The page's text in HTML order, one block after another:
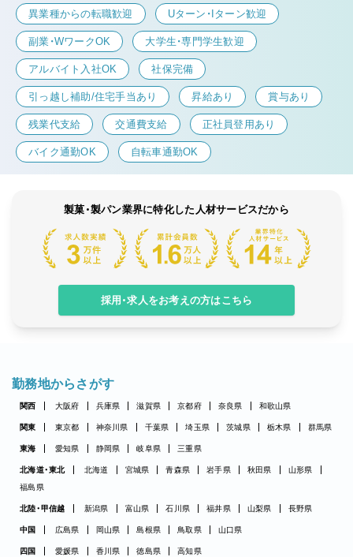
異業種からの転職歓迎 Uターン・Iターン歓迎
副業・WワークOK 大学生・専門学生歓迎
アルバイト入社OK 社保完備
引っ越し補助/住宅手当あり 昇給あり 賞与あり
残業代支給 交通費支給 正社員登用あり
バイク通勤OK 自転車通勤OK
製菓・製パン業界に特化した人材サービスだから
採用・求人をお考えの方はこちら
勤務地からさがす
関西 大阪府 兵庫県 滋賀県 京都府 奈良県 和歌山県
関東 東京都 神奈川県 千葉県 埼玉県 茨城県 栃木県 群馬県
東海 愛知県 静岡県 岐阜県 三重県
北海道・東北 北海道 宮城県 青森県 岩手県 秋田県
山形県
福島県
北陸・甲信越 新潟県 富山県 石川県 福井県 山梨県 長野県
中国 広島県 岡山県 島根県 鳥取県 山口県
四国 愛媛県 香川県 徳島県 高知県